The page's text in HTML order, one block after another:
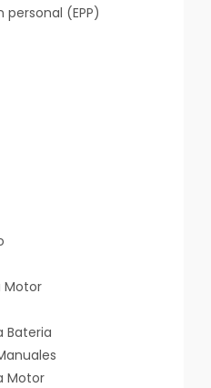
(EPP)
Motor
Bateria
Motor